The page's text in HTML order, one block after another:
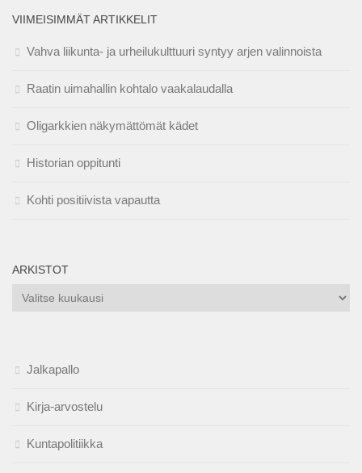
VIIMEISIMMÄT ARTIKKELIT
Vahva liikunta- ja urheilukulttuuri syntyy arjen valinnoista
Raatin uimahallin kohtalo vaakalaudalla
Oligarkkien näkymättömät kädet
Historian oppitunti
Kohti positiivista vapautta
ARKISTOT
Arkistot
Jalkapallo
Kirja-arvostelu
Kuntapolitiikka